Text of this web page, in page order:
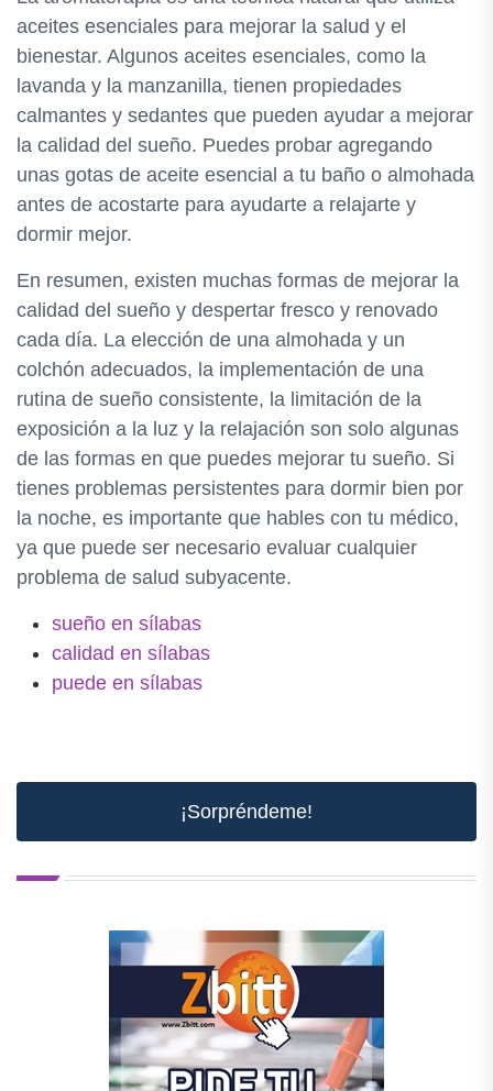
aceites esenciales para mejorar la salud y el
bienestar. Algunos aceites esenciales, como la
lavanda y la manzanilla, tienen propiedades
calmantes y sedantes que pueden ayudar a mejorar
la calidad del sueño. Puedes probar agregando
unas gotas de aceite esencial a tu baño o almohada
antes de acostarte para ayudarte a relajarte y
dormir mejor.
En resumen, existen muchas formas de mejorar la
calidad del sueño y despertar fresco y renovado
cada día. La elección de una almohada y un
colchón adecuados, la implementación de una
rutina de sueño consistente, la limitación de la
exposición a la luz y la relajación son solo algunas
de las formas en que puedes mejorar tu sueño. Si
tienes problemas persistentes para dormir bien por
la noche, es importante que hables con tu médico,
ya que puede ser necesario evaluar cualquier
problema de salud subyacente.
sueño en sílabas
calidad en sílabas
puede en sílabas
¡Sorpréndeme!